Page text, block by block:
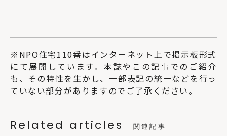
※NPO住宅110番はインターネット上で掲示板形式
にて展開しています。本誌やこの記事でのご紹介
も、その特性を生かし、一部表記の統一などを行っ
ていない部分がありますのでご了承ください。
Related articles 関連記事